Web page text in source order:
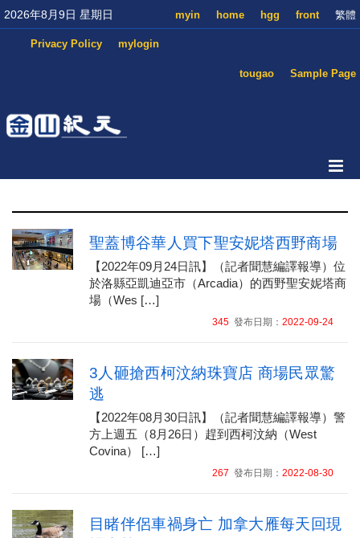
2026年8月9日 星期日 繁體
front
hgg
home
myin
mylogin
Privacy Policy
Sample Page
tougao
聖蓋博谷華人買下聖安妮塔西野商場
【2022年09月24日訊】（記者聞慧編譯報導）位
於洛縣亞凱迪亞市（Arcadia）的西野聖安妮塔商
場（Wes […]
345發布日期： 2022-09-24
3人砸搶西柯汶納珠寶店 商場民眾驚
逃
【2022年08月30日訊】（記者聞慧編譯報導）警
方上週五（8月26日）趕到西柯汶納（West
Covina） […]
267 發布日期： 2022-08-30
目睹伴侶車禍身亡 加拿大雁每天回現